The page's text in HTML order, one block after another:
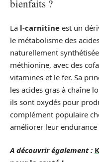
bienfaits ?
La l-carnitine est un
le métabolisme des
naturellement
méthionine, avec des
vitamines et le fer. Sa
les acides gras à chaîne
ils sont oxydés pour
complément populaire
améliorer leur
A découvrir également :